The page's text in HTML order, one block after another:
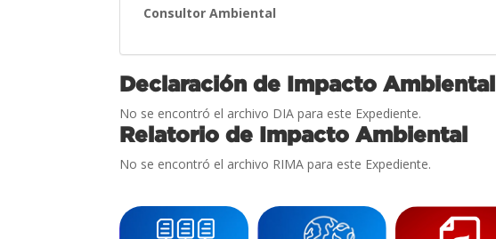
Consultor Ambiental
Declaración de Impacto Ambiental
No se encontró el archivo DIA para este Expediente.
Relatorio de Impacto Ambiental
No se encontró el archivo RIMA para este Expediente.